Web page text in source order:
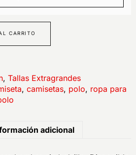
CARRITO
, Tallas Extragrandes
, camisetas, polo, ropa para
adicional